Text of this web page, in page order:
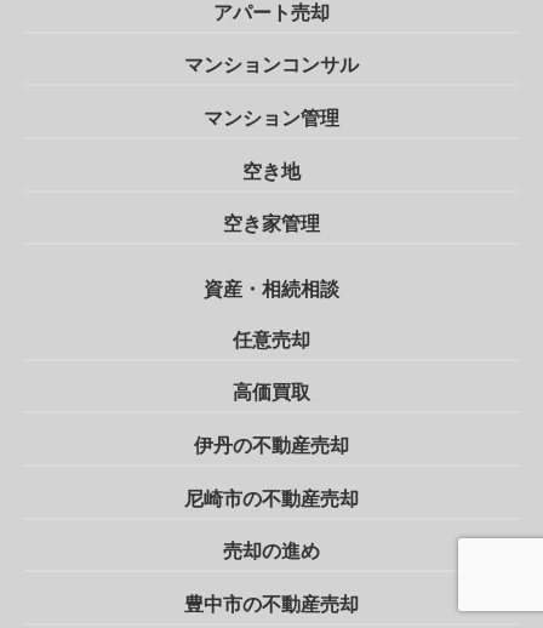
アパート売却
マンションコンサル
マンション管理
空き地
空き家管理
資産・相続相談
任意売却
高価買取
伊丹の不動産売却
尼崎市の不動産売却
売却の進め
豊中市の不動産売却